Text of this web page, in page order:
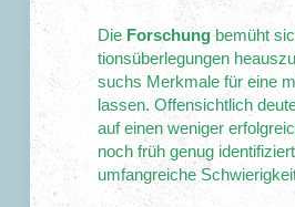
Die Forschungbemüht
tionsüberlegungen
suchs Merkmale für eine
lassen. Offensichtlich
auf einen weniger
noch früh genug
umfangreiche